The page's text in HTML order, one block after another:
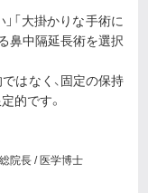
「大掛かりな手術に
鼻中隔延長術を選択
はなく、固定の保持
的です。
院長 / 医学博士